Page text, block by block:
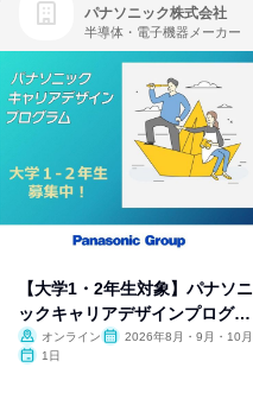
パナソニック株式会社
半導体・電子機器メーカー
【大学1・2年生対象】パナソニ
ックキャリアデザインプログラ
ム
オンライン
2026年8月・9月・10月
1日